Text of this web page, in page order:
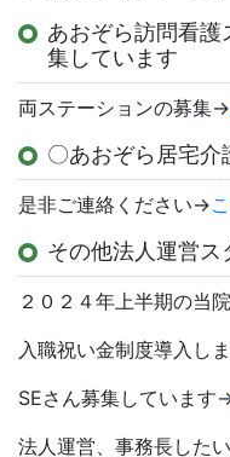
あおぞら訪問看
集しています
両ステーションの募集→
〇あおぞら居宅
是非ご連絡ください→
その他法人運営ス
２０２４年上半期の当
入職祝い金制度導入し
SEさん募集しています
法人運営、事務長した